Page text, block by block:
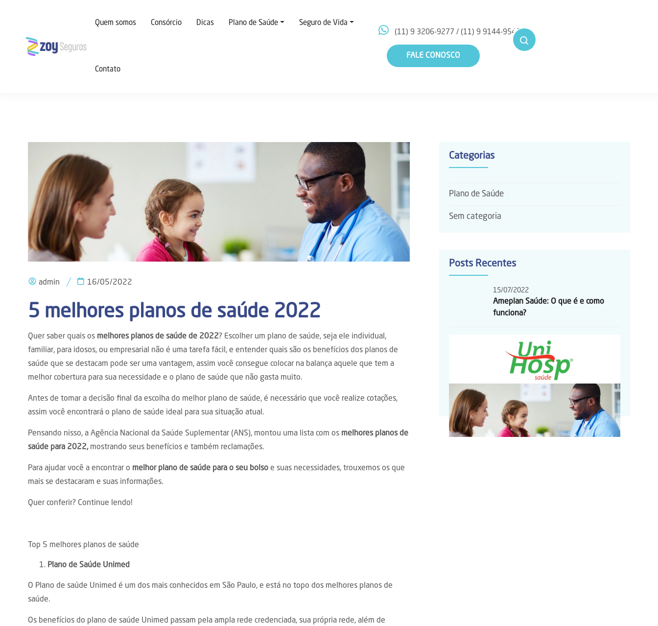
Quem somos Consórcio Dicas Plano de Saúde Seguro de Vida
Contato
(11) 9 3206-9277 / (11) 9 9144-9549
FALE CONOSCO
admin 16/05/2022
5 melhores planos de saúde 2022
Quer saber quais os melhores planos de saúde de 2022? Escolher um plano de saúde, seja ele individual,
familiar, para idosos, ou empresarial não é uma tarefa fácil, e entender quais são os benefícios dos planos de
saúde que se destacam pode ser uma vantagem, assim você consegue colocar na balança aquele que tem a
melhor cobertura para sua necessidade e o plano de saúde que não gasta muito.
Antes de tomar a decisão final da escolha do melhor plano de saúde, é necessário que você realize cotações,
assim você encontrará o plano de saúde ideal para sua situação atual.
Pensando nisso, a Agência Nacional da Saúde Suplementar (ANS), montou uma lista com os melhores planos de
saúde para 2022,mostrando seus benefícios e também reclamações.
Para ajudar você a encontrar o melhor plano de saúde para o seu bolso e suas necessidades, trouxemos os que
mais se destacaram e suas informações.
Quer conferir? Continue lendo!
Top 5 melhores planos de saúde
Plano de Saúde Unimed
O Plano de saúde Unimed é um dos mais conhecidos em São Paulo, e está no topo dos melhores planos de
saúde.
Os benefícios do plano de saúde Unimed passam pela ampla rede credenciada, sua própria rede, além de
Categorias
Plano de Saúde
Sem categoria
Posts Recentes
15/07/2022
Ameplan Saúde: O que é e como
funciona?
Unihosp Saúde: O que é e como
funciona?
5 melhores planos de saúde 2022